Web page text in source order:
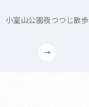
小室山公園夜つつじ散歩